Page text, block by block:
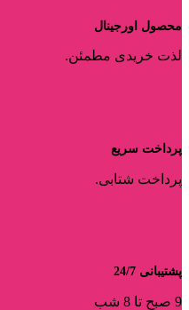
محصول اورجینال
لذت خریدی مطمئن.
پرداخت سریع
پرداخت شتابی.
پشتیبانی 24/7
9 صبح تا 8 شب